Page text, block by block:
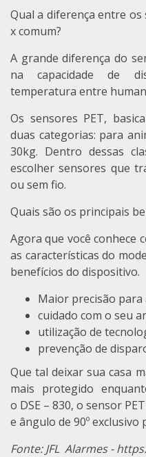
Qual a diferença entre
x comum?
A grande diferença do
na capacidade de
temperatura entre
Os sensores PET,
duas categorias: para
30kg. Dentro dessas
escolher sensores que
ou sem fio.
Quais são os principais
Agora que você conhece
as características do
benefícios do dispositivo.
Maior precisão para
cuidado com o seu
utilização de
prevenção de
Que tal deixar sua casa
mais protegido
o DSE – 830, o sensor
e ângulo de 90º exclusivo
Fonte: JFL Alarmes -